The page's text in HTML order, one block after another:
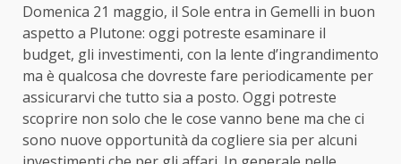
Domenica 21 maggio, il Sole entra in Gemelli in buon
aspetto a Plutone: oggi potreste esaminare il
budget, gli investimenti, con la lente d’ingrandimento
ma è qualcosa che dovreste fare periodicamente per
assicurarvi che tutto sia a posto. Oggi potreste
scoprire non solo che le cose vanno bene ma che ci
sono nuove opportunità da cogliere sia per alcuni